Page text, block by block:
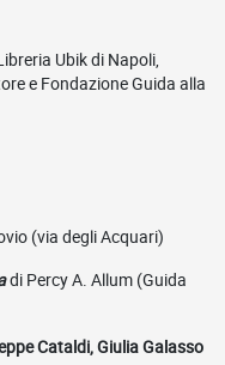
Ubik di Napoli,
e Fondazione Guida alla
(via degli Acquari)
di Percy A. Allum (Guida
Cataldi, Giulia Galasso